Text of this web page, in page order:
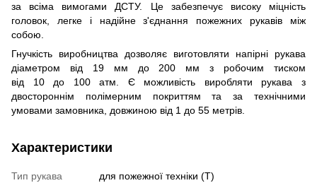
за всіма вимогами ДСТУ. Це забезпечує високу міцність
головок, легке і надійне з'єднання пожежних рукавів між
собою.
​Гнучкість виробництва дозволяє виготовляти напірні рукава
діаметром від 19 мм до 200 мм з робочим тиском
від 10 до 100 атм. Є можливість виробляти рукава з
двостороннім полімерним покриттям та за технічними
умовами замовника, довжиною від 1 до 55 метрів.
Характеристики
Тип рукава
для пожежної техніки (Т)